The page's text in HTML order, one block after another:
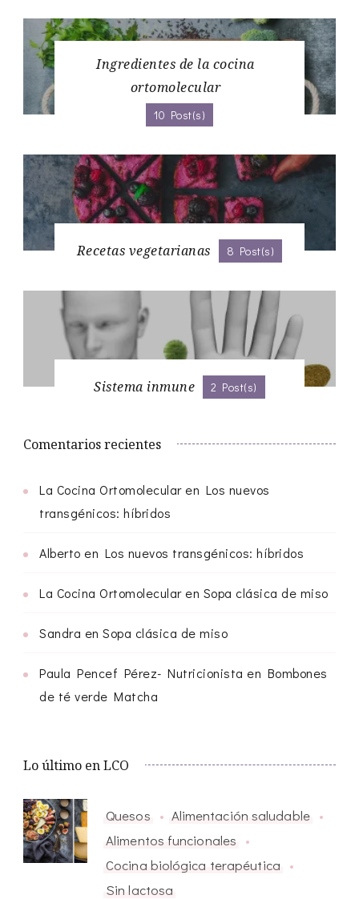
Ingredientes de la cocina
ortomolecular
10 Post(s)
Recetas vegetarianas 8 Post(s)
Sistema inmune 2 Post(s)
Comentarios recientes
La Cocina Ortomolecularen Los nuevos
transgénicos: híbridos
Alberto en Los nuevos transgénicos: híbridos
La Cocina Ortomolecularen Sopa clásica de miso
Sandra en Sopa clásica de miso
Paula Pencef Pérez- Nutricionista en Bombones
de té verde Matcha
Lo último en LCO
Quesos
Alimentación saludable
Alimentos funcionales
Cocina biológica terapéutica
Sin lactosa